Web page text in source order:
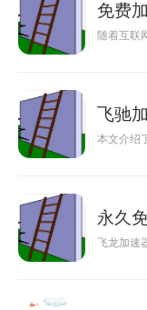
免费
随着互联
飞驰
本文介绍
永久
飞龙加速